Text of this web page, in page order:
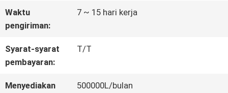
HUBUNGI
Waktu
pengiriman:
7 ~ 15 hari kerja
Syarat-syarat
pembayaran:
T/T
Menyediakan
500000L/bulan